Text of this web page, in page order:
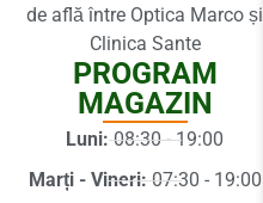
de află între Optica Marco și
Clinica Sante
PROGRAM
MAGAZIN
Luni:08:30 - 19:00
Marți - Vineri:07:30 - 19:00